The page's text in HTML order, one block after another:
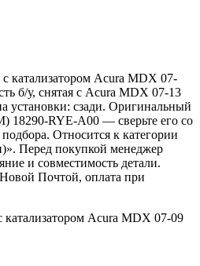
катализатором Acura MDX 07-
б/у, снятая с Acura MDX 07-13
сзади. Оригинальный
18290-RYE-A00 — сверьте его со
Относится к категории
Перед покупкой менеджер
и совместимость детали.
Почтой, оплата при
катализатором Acura MDX 07-09